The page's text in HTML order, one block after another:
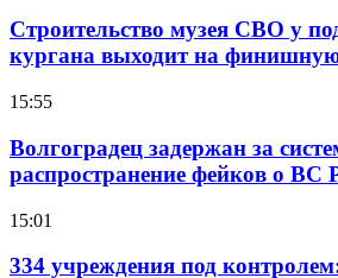
Строительство музея СВО у
кургана выходит на
15:55
Волгоградец задержан за
распространение фейков о ВС
15:01
334 учреждения под